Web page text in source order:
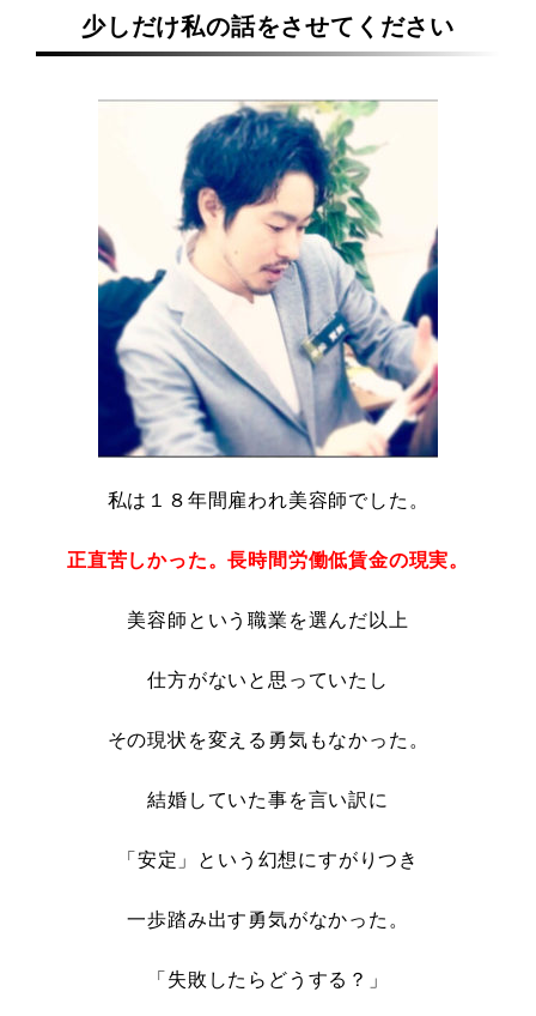
少しだけ私の話をさせてください
私は１８年間雇われ美容師でした。
正直苦しかった。長時間労働低賃金の現実。
美容師という職業を選んだ以上
仕方がないと思っていたし
その現状を変える勇気もなかった。
結婚していた事を言い訳に
「安定」という幻想にすがりつき
一歩踏み出す勇気がなかった。
「失敗したらどうする？」